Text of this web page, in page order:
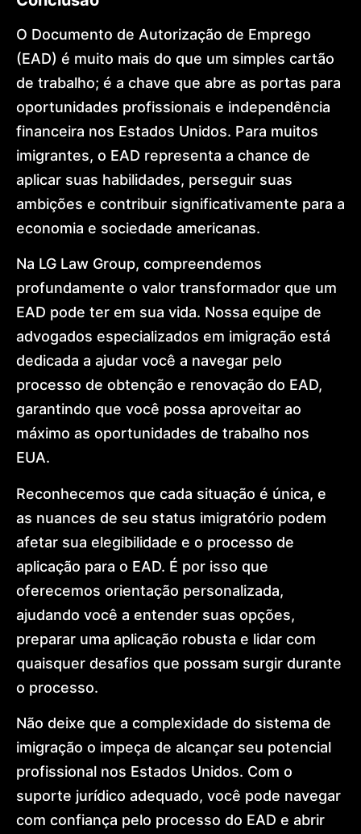
O Documento de Autorização de Emprego
(EAD) é muito mais do que um simples cartão
de trabalho; é a chave que abre as portas para
oportunidades profissionais e independência
financeira nos Estados Unidos. Para muitos
imigrantes, o EAD representa a chance de
aplicar suas habilidades, perseguir suas
ambições e contribuir significativamente para a
economia e sociedade americanas.
Na LG Law Group, compreendemos
profundamente o valor transformador que um
EAD pode ter em sua vida. Nossa equipe de
advogados especializados em imigração está
dedicada a ajudar você a navegar pelo
processo de obtenção e renovação do EAD,
garantindo que você possa aproveitar ao
máximo as oportunidades de trabalho nos
EUA.
Reconhecemos que cada situação é única, e
as nuances de seu status imigratório podem
afetar sua elegibilidade e o processo de
aplicação para o EAD. É por isso que
oferecemos orientação personalizada,
ajudando você a entender suas opções,
preparar uma aplicação robusta e lidar com
quaisquer desafios que possam surgir durante
o processo.
Não deixe que a complexidade do sistema de
imigração o impeça de alcançar seu potencial
profissional nos Estados Unidos. Com o
suporte jurídico adequado, você pode navegar
com confiança pelo processo do EAD e abrir